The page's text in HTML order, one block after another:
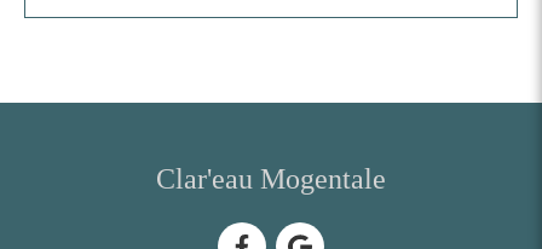
Clar'eau Mogentale